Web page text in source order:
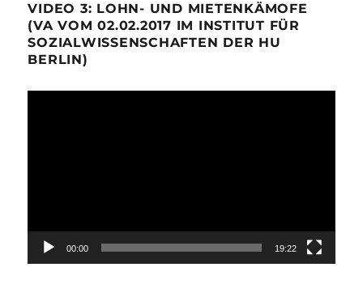
VIDEO 3: LOHN- UND MIETENKÄMOFE
(VA VOM 02.02.2017 IM INSTITUT FÜR
SOZIALWISSENSCHAFTEN DER HU
BERLIN)
00:00 19:22